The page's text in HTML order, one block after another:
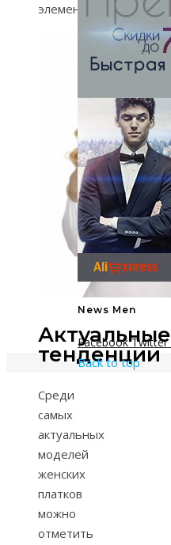
элементам.
Актуальные
тенденции
Среди
самых
актуальных
моделей
женских
платков
можно
отметить
News Men
Facebook Twitter
Back to top